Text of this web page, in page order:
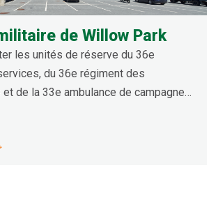
de Willow Park
les unités de réserve du 36e
du 36e régiment des
de la 33e ambulance de campagne,
dont une salle d'exercices,